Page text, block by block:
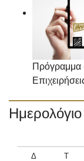
Πρόγραμμα
Ημερολόγιο
Δ Τ